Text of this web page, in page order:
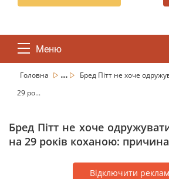
Меню
Головна ...
Бред Пітт не хоче
29 ро...
Бред Пітт не хоче
на 29 років коханою:
Відключити